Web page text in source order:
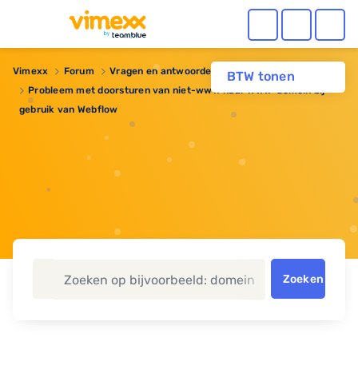
BTW tonen
Vimexx Forum Vragen en antwoorden
Domeinnaam
Probleem met doorsturen van niet-www naar www-domein bij
gebruik van Webflow
Zoeken